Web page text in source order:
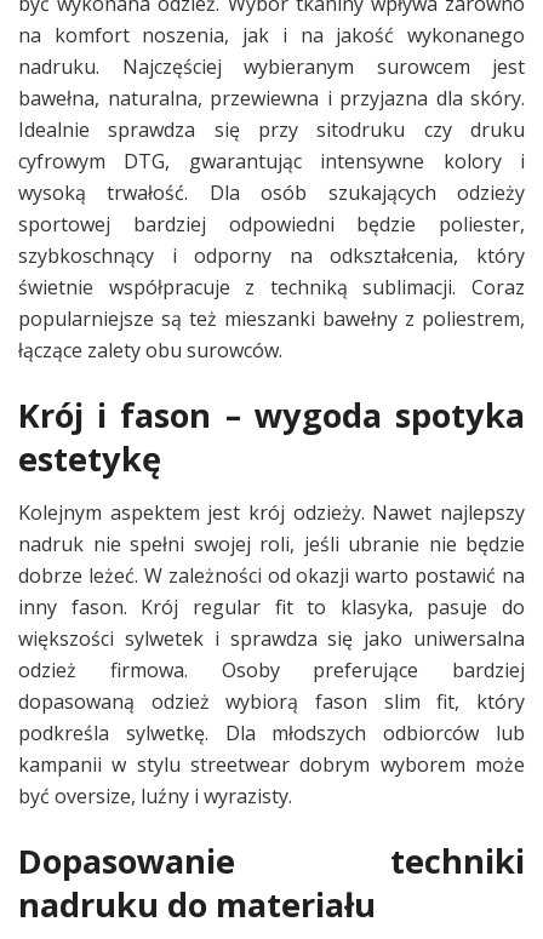
na komfort noszenia, jak i na jakość wykonanego
nadruku. Najczęściej wybieranym surowcem jest
bawełna, naturalna, przewiewna i przyjazna dla skóry.
Idealnie sprawdza się przy sitodruku czy druku
cyfrowym DTG, gwarantując intensywne kolory i
wysoką trwałość. Dla osób szukających odzieży
sportowej bardziej odpowiedni będzie poliester,
szybkoschnący i odporny na odkształcenia, który
świetnie współpracuje z techniką sublimacji. Coraz
popularniejsze są też mieszanki bawełny z poliestrem,
łączące zalety obu surowców.
Krój i fason – wygoda spotyka
estetykę
Kolejnym aspektem jest krój odzieży. Nawet najlepszy
nadruk nie spełni swojej roli, jeśli ubranie nie będzie
dobrze leżeć. W zależności od okazji warto postawić na
inny fason. Krój regular fit to klasyka, pasuje do
większości sylwetek i sprawdza się jako uniwersalna
odzież firmowa. Osoby preferujące bardziej
dopasowaną odzież wybiorą fason slim fit, który
podkreśla sylwetkę. Dla młodszych odbiorców lub
kampanii w stylu streetwear dobrym wyborem może
być oversize, luźny i wyrazisty.
Dopasowanie techniki
nadruku do materiału